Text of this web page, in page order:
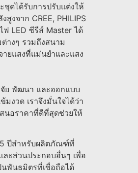
ชุดได้รับการปรับแต่งให้
งจาก CREE, PHILIPS
ฟ LED ซีรีส์ Master ได้
างๆ รวมถึงสนาม
ยแสงที่แม่นยําและแสง
จัย พัฒนา และออกแบบ
งวด เราจึงมั่นใจได้ว่า
นอราคาที่ดีที่สุดช่วยให้
5 ปีสําหรับผลิตภัณฑ์ที่
ะส่วนประกอบอื่นๆ เพื่อ
พันธมิตรที่เชื่อถือได้